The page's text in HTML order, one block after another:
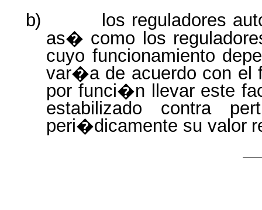
b)
los reguladores
as� como los
cuyo funcionamiento
var�a de acuerdo con el
por funci�n llevar este
estabilizado contra
peri�dicamente su valor